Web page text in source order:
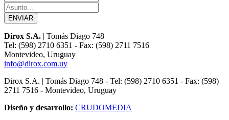
Dirox S.A. | Tomás Diago 748
Tel: (598) 2710 6351 - Fax: (598) 2711 7516
Montevideo, Uruguay
info@dirox.com.uy
Dirox S.A. | Tomás Diago 748 - Tel: (598) 2710 6351 - Fax: (598)
2711 7516 - Montevideo, Uruguay
Diseño y desarrollo: CRUDOMEDIA